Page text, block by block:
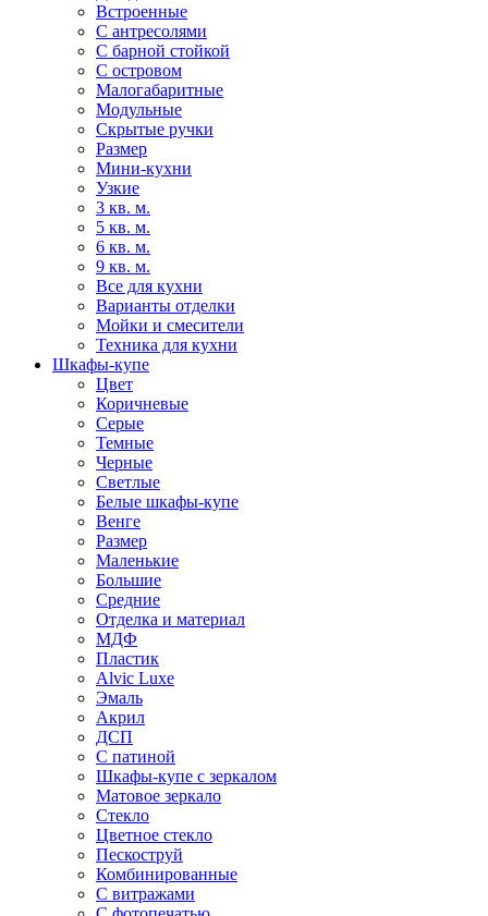
Встроенные
С антресолями
С барной стойкой
С островом
Малогабаритные
Модульные
Скрытые ручки
Размер
Мини-кухни
Узкие
3 кв. м.
5 кв. м.
6 кв. м.
9 кв. м.
Все для кухни
Варианты отделки
Мойки и смесители
Техника для кухни
Шкафы-купе
Цвет
Коричневые
Серые
Темные
Черные
Светлые
Белые шкафы-купе
Венге
Размер
Маленькие
Большие
Средние
Отделка и материал
МДФ
Пластик
Alvic Luxe
Эмаль
Акрил
ДСП
С патиной
Шкафы-купе с зеркалом
Матовое зеркало
Стекло
Цветное стекло
Пескоструй
Комбинированные
С витражами